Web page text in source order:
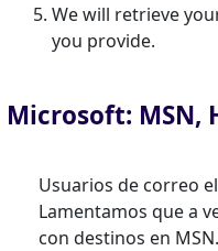
We will retrieve
you provide.
Microsoft: MSN,
Usuarios de correo
Lamentamos que a
con destinos en